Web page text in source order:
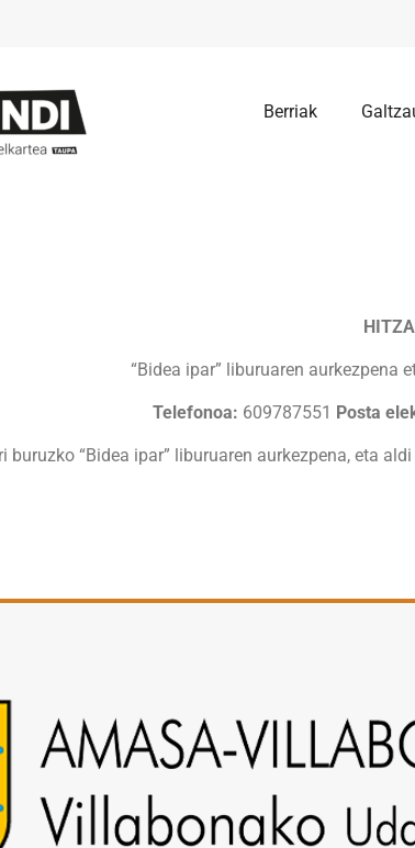
Berriak
“Bidea ipar” liburuaren aurkezpena
Telefonoa: 609787551 Posta
buruzko “Bidea ipar” liburuaren aurkezpena, eta